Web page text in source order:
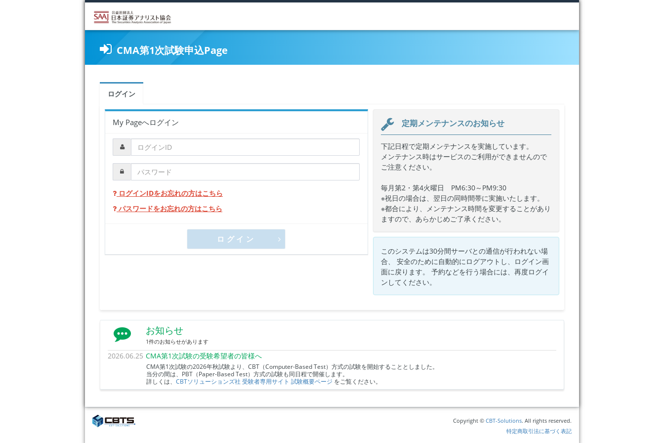
CMA第1次試験申込Page
ログイン
My Pageへログイン
ログインIDをお忘れの方はこちら
パスワードをお忘れの方はこちら
ログイン
定期メンテナンスのお知らせ
下記日程で定期メンテナンスを実施しています。
メンテナンス時はサービスのご利用ができませんので
ご注意ください。
毎月第2・第4火曜日 PM6:30～PM9:30
※祝日の場合は、翌日の同時間帯に実施いたします。
※都合により、メンテナンス時間を変更することがあり
ますので、あらかじめご了承ください。
このシステムは30分間サーバとの通信が行われない場
合、 安全のために自動的にログアウトし、ログイン画
面に戻ります。 予約などを行う場合には、再度ログイ
ンしてください。
お知らせ
1件のお知らせがあります
2026.06.25 CMA第1次試験の受験希望者の皆様へ
CMA第1次試験の2026年秋試験より、CBT（Computer-Based Test）方式の試験を開始することとしました。
当分の間は、PBT（Paper-Based Test）方式の試験も同日程で開催します。
詳しくは、 CBTソリューションズ社 受験者専用サイト 試験概要ページ をご覧ください。
Copyright © CBT-Solutions. All rights reserved.
特定商取引法に基づく表記